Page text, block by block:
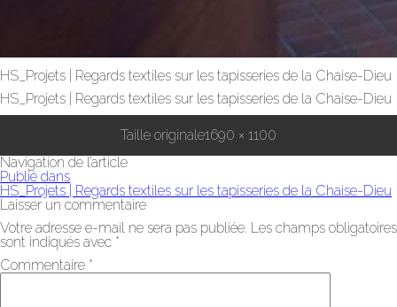
HS_Projets | Regards textiles sur les tapisseries de la Chaise-Dieu
HS_Projets | Regards textiles sur les tapisseries de la Chaise-Dieu
Taille originale1690 × 1100
Navigation de l’article
Publié dans
HS_Projets | Regards textiles sur les tapisseries de la Chaise-Dieu
Laisser un commentaire
Votre adresse e-mail ne sera pas publiée. Les champs obligatoires
sont indiqués avec *
Commentaire *